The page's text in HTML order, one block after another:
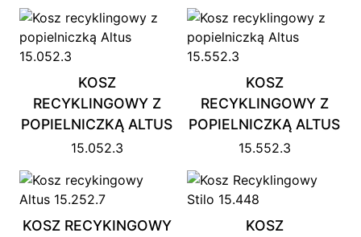
KOSZ
RECYKLINGOWY Z
POPIELNICZKĄ ALTUS
15.052.3
KOSZ
RECYKLINGOWY Z
POPIELNICZKĄ ALTUS
15.552.3
KOSZ RECYKINGOWY
KOSZ